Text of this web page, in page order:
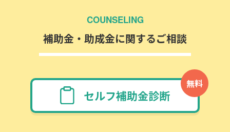
COUNSELING
補助金・助成金に関するご相談
無料
セルフ補助金診断